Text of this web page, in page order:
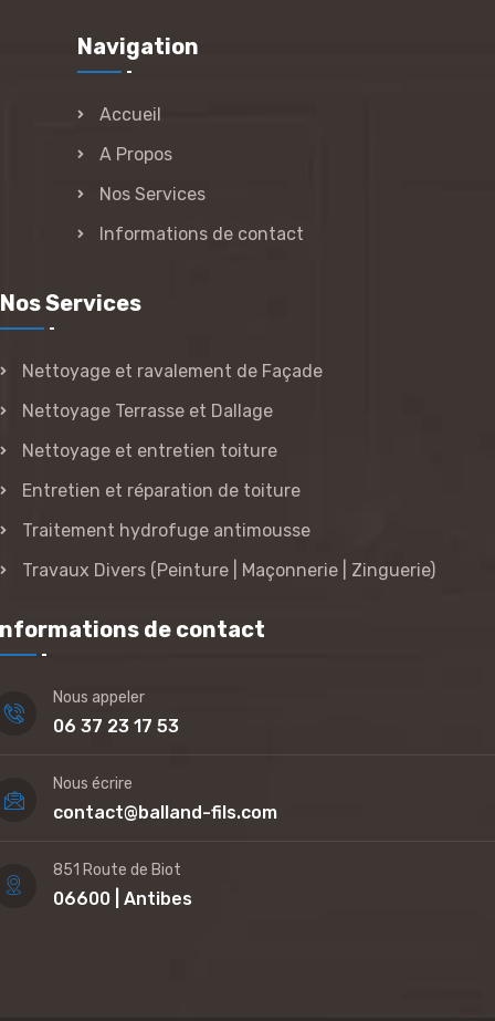
Navigation
Accueil
A Propos
Nos Services
Informations de contact
Nos Services
Nettoyage et ravalement de Façade
Nettoyage Terrasse et Dallage
Nettoyage et entretien toiture
Entretien et réparation de toiture
Traitement hydrofuge antimousse
Travaux Divers (Peinture | Maçonnerie | Zinguerie)
de contact
Nous appeler
06 37 23 17 53
Nous écrire
contact@balland-fils.com
851 Route de Biot
06600 | Antibes